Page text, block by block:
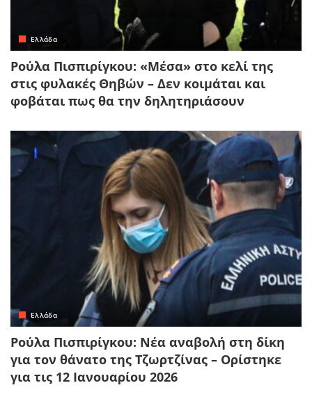
Ελλάδα
Ρούλα Πισπιρίγκου: «Μέσα» στο κελί της
στις φυλακές Θηβών – Δεν κοιμάται και
φοβάται πως θα την δηλητηριάσουν
Ελλάδα
Ρούλα Πισπιρίγκου: Νέα αναβολή στη δίκη
για τον θάνατο της Τζωρτζίνας – Ορίστηκε
για τις 12 Ιανουαρίου 2026